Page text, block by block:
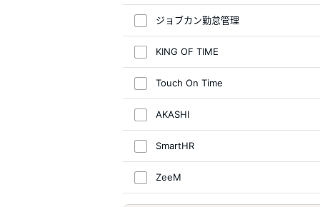
ジョブカン勤怠管理
KING OF TIME
Touch On Time
AKASHI
SmartHR
ZeeM